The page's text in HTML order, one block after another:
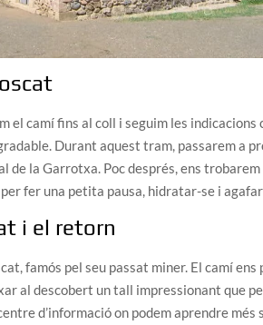
el camí fins al coll i seguim les indicacions
Durant aquest tram, passarem a
de la Garrotxa. Poc després, ens
fer una petita pausa, hidratar-se i
i el retorn
famós pel seu passat miner. El camí ens
al descobert un tall impressionant que
d’informació on podem aprendre més